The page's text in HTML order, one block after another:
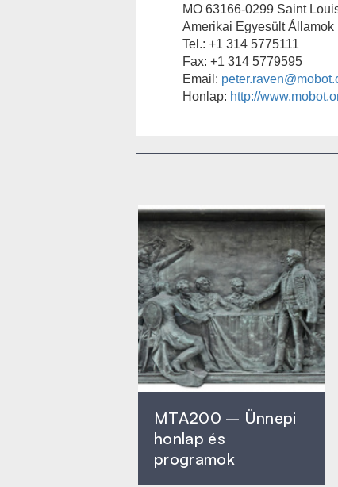
MO 63166-0299 Saint
Amerikai Egyesült Államok
Tel.: +1 314 5775111
Fax: +1 314 5779595
Email:
Honlap: http://
MTA200 – Ünnepi
honlap és
programok